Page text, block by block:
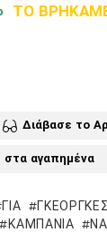
ΤΟ
Διάβασε το
στα αγαπημένα
ΓΙΑ
ΚΑΜΠΆΝΙΑ ΝΑ